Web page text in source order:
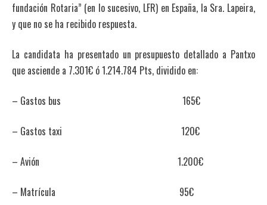
fundación Rotaria” (en lo sucesivo, LFR) en España, la Sra. Lapeira,
y que no se ha recibido respuesta.
La candidata ha presentado un presupuesto detallado a Pantxo
que asciende a 7.301€ ó 1.214.784 Pts, dividido en:
– Gastos bus 165€
– Gastos taxi 120€
– Avión 1.200€
– Matrícula 95€